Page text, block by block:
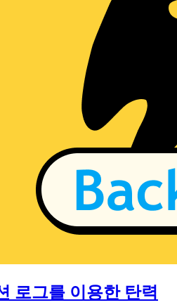
로그를 이용한 탄력